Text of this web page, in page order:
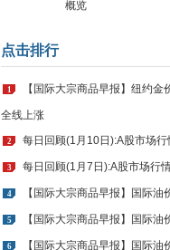
概览
点击排行
1 【国际大宗商品早报】纽约
全线上涨
2 每日回顾(1月10日):A股市场行
3 每日回顾(1月7日):A股市场行
4 【国际大宗商品早报】国际
5 【国际大宗商品早报】国际
6 【国际大宗商品早报】国际